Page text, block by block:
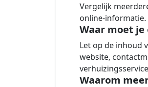
Vergelijk
online-
Waar moet
Let op de inhoud
website,
Waarom